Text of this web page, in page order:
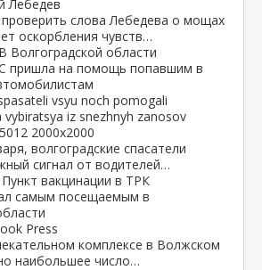
слова Лебедева о мощах
оскорбления чувств…
В Волгоградской области
пришла на помощь попавшим в
волгоградские спасатели
сигнал от водителей…
Пункт вакцинации в ТРК
самым посещаемым в
комплексе в Волжском
наибольшее число…